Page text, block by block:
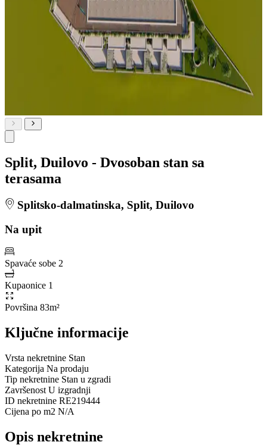
Split, Duilovo - Dvosoban stan sa
terasama
Splitsko-dalmatinska, Split, Duilovo
Na upit
Spavaće sobe 2
Kupaonice 1
Površina 83m²
Ključne informacije
Vrsta nekretnine Stan
Kategorija Na prodaju
Tip nekretnine Stan u zgradi
Završenost U izgradnji
ID nekretnine RE219444
Cijena po m2 N/A
Opis nekretnine